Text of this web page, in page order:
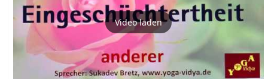
Video laden